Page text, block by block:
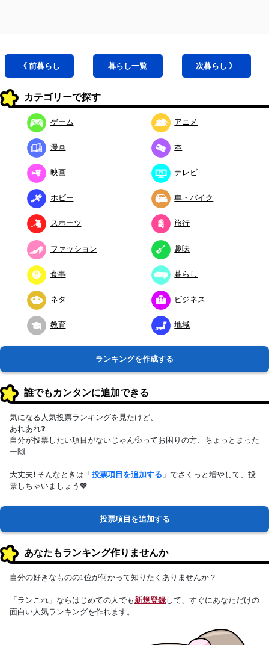
《 前暮らし 暮らし一覧 次暮らし 》
カテゴリーで探す
ゲーム アニメ
漫画 本
映画 テレビ
ホビー 車・バイク
スポーツ 旅行
ファッション 趣味
食事 暮らし
ネタ ビジネス
教育 地域
ランキングを作成する
誰でもカンタンに追加できる
気になる人気投票ランキングを見たけど、
あれあれ❓
自分が投票したい項目がないじゃん💦ってお困りの方、ちょっとまった
ー🙌
大丈夫❗ そんなときは「投票項目を追加する 」でさくっと増やして、投
票しちゃいましょう💖
投票項目を追加する
あなたもランキング作りませんか
自分の好きなものの1位が何かって知りたくありませんか？
「ランこれ」ならはじめての人でも新規登録して、すぐにあなただけの
面白い人気ランキングを作れます。